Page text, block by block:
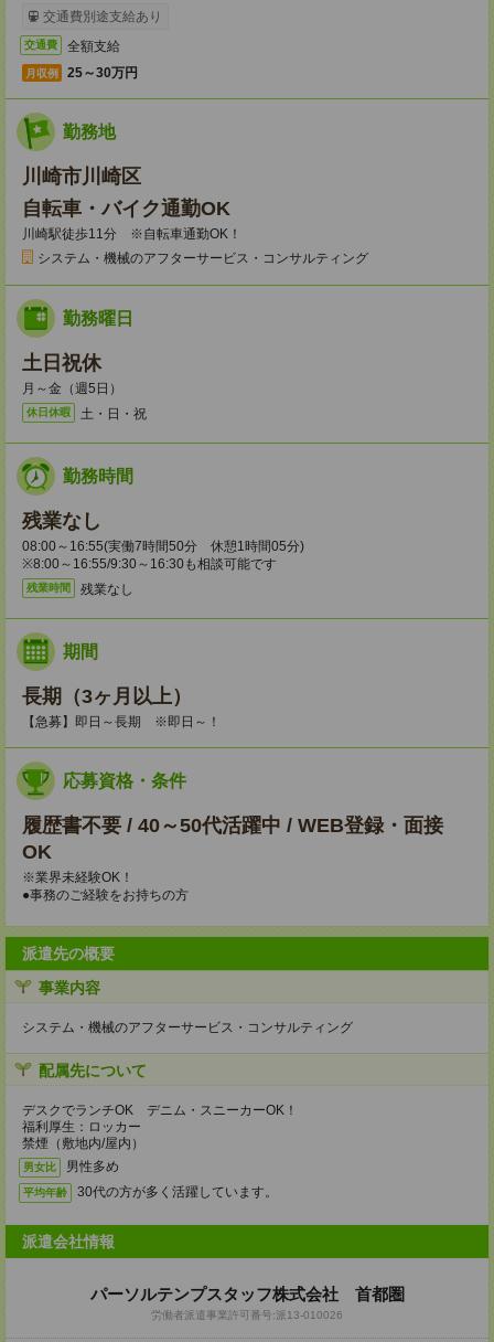
交通費別途支給あり
交通費 全額支給
月収例 25～30万円
勤務地
川崎市川崎区
自転車・バイク通勤OK
川崎駅徒歩11分 ※自転車通勤OK！
システム・機械のアフターサービス・コンサルティング
勤務曜日
土日祝休
月～金（週5日）
休日休暇 土・日・祝
勤務時間
残業なし
08:00～16:55(実働7時間50分 休憩1時間05分)
※8:00～16:55/9:30～16:30も相談可能です
残業時間 残業なし
期間
長期（3ヶ月以上）
【急募】即日～長期 ※即日～！
応募資格・条件
履歴書不要 / 40～50代活躍中 / WEB登録・面接
OK
※業界未経験OK！
●事務のご経験をお持ちの方
派遣先の概要
事業内容
システム・機械のアフターサービス・コンサルティング
配属先について
デスクでランチOK デニム・スニーカーOK！
福利厚生：ロッカー
禁煙（敷地内/屋内）
男女比 男性多め
平均年齢 30代の方が多く活躍しています。
派遣会社情報
パーソルテンプスタッフ株式会社 首都圏
労働者派遣事業許可番号:派13-010026